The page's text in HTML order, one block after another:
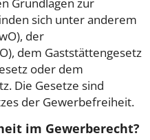
sich unter anderem
der
dem Gaststättengesetz
oder dem
Die Gesetze sind
der Gewerbefreiheit.
im Gewerberecht?